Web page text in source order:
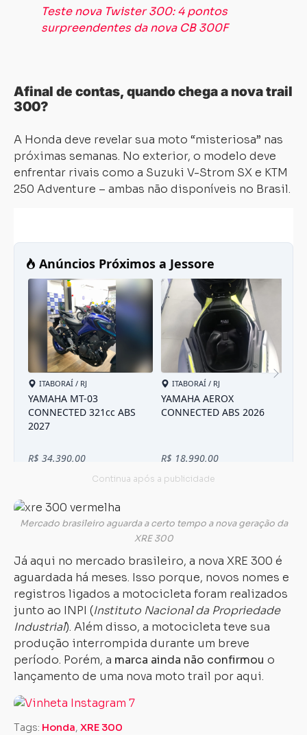
Teste nova Twister 300: 4 pontos
surpreendentes da nova CB 300F
Afinal de contas, quando chega a nova trail
300?
A Honda deve revelar sua moto “misteriosa” nas
próximas semanas. No exterior, o modelo deve
enfrentar rivais como a Suzuki V-Strom SX e KTM
250 Adventure – ambas não disponíveis no Brasil.
Mercado brasileiro aguarda a certo tempo a nova geração da
XRE 300
Já aqui no mercado brasileiro, a nova XRE 300 é
aguardada há meses. Isso porque, novos nomes e
registros ligados a motocicleta foram realizados
junto ao INPI (Instituto Nacional da Propriedade
Industrial). Além disso, a motocicleta teve sua
produção interrompida durante um breve
período. Porém, a marca ainda não confirmou o
lançamento de uma nova moto trail por aqui.
Tags: Honda, XRE 300
Carregando...
Carregando...